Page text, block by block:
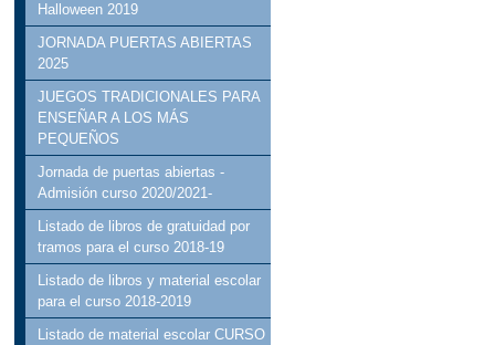
Halloween 2019
JORNADA PUERTAS ABIERTAS
2025
JUEGOS TRADICIONALES PARA
ENSEÑAR A LOS MÁS
PEQUEÑOS
Jornada de puertas abiertas -
Admisión curso 2020/2021-
Listado de libros de gratuidad por
tramos para el curso 2018-19
Listado de libros y material escolar
para el curso 2018-2019
Listado de material escolar CURSO